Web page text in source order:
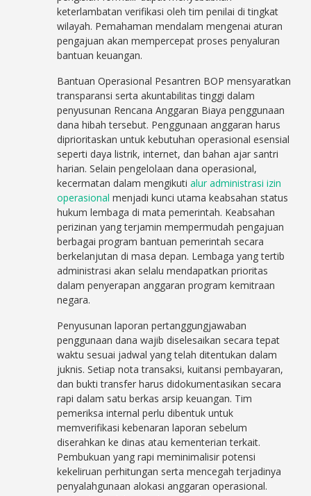
keterlambatan verifikasi oleh tim penilai di tingkat
wilayah. Pemahaman mendalam mengenai aturan
pengajuan akan mempercepat proses penyaluran
bantuan keuangan.
Bantuan Operasional Pesantren BOP mensyaratkan
transparansi serta akuntabilitas tinggi dalam
penyusunan Rencana Anggaran Biaya penggunaan
dana hibah tersebut. Penggunaan anggaran harus
diprioritaskan untuk kebutuhan operasional esensial
seperti daya listrik, internet, dan bahan ajar santri
harian. Selain pengelolaan dana operasional,
kecermatan dalam mengikutialur administrasi izin
operasional menjadi kunci utama keabsahan status
hukum lembaga di mata pemerintah. Keabsahan
perizinan yang terjamin mempermudah pengajuan
berbagai program bantuan pemerintah secara
berkelanjutan di masa depan. Lembaga yang tertib
administrasi akan selalu mendapatkan prioritas
dalam penyerapan anggaran program kemitraan
negara.
Penyusunan laporan pertanggungjawaban
penggunaan dana wajib diselesaikan secara tepat
waktu sesuai jadwal yang telah ditentukan dalam
juknis. Setiap nota transaksi, kuitansi pembayaran,
dan bukti transfer harus didokumentasikan secara
rapi dalam satu berkas arsip keuangan. Tim
pemeriksa internal perlu dibentuk untuk
memverifikasi kebenaran laporan sebelum
diserahkan ke dinas atau kementerian terkait.
Pembukuan yang rapi meminimalisir potensi
kekeliruan perhitungan serta mencegah terjadinya
penyalahgunaan alokasi anggaran operasional.